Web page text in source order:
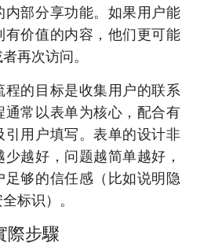
内部分享功能。如果用户能
有价值的内容，他们更可能
再次访问。
程的目标是收集用户的联系
通常以表单为核心，配合有
引用户填写。表单的设计非
越好，问题越简单越好，
足够的信任感（比如说明隐
标识）。
際步驟